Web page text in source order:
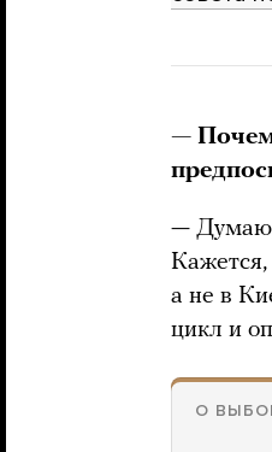
—
— Думаю,
а не в
цикл и
О